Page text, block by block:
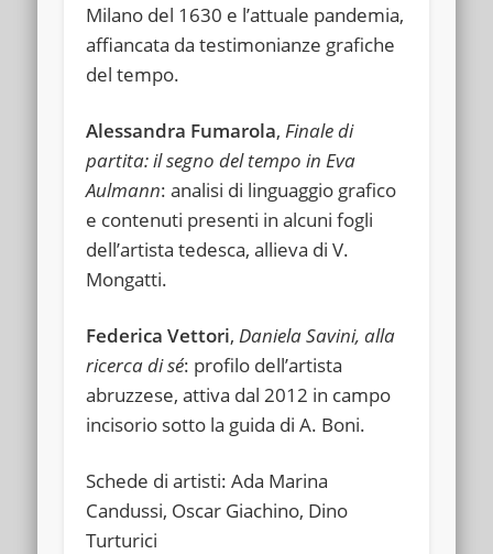
Milano del 1630 e l’attuale pandemia,
affiancata da testimonianze grafiche
del tempo.
Alessandra Fumarola, Finale di
partita: il segno del tempo in Eva
Aulmann: analisi di linguaggio grafico
e contenuti presenti in alcuni fogli
dell’artista tedesca, allieva di V.
Mongatti.
Federica Vettori,Daniela Savini, alla
ricerca di sé: profilo dell’artista
abruzzese, attiva dal 2012 in campo
incisorio sotto la guida di A. Boni.
Schede di artisti: Ada Marina
Candussi, Oscar Giachino, Dino
Turturici